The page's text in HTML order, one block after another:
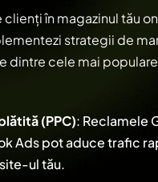
clienți în magazinul tău
strategii de
dintre cele mai
(PPC): Reclamele
Ads pot aduce trafic
ul tău.